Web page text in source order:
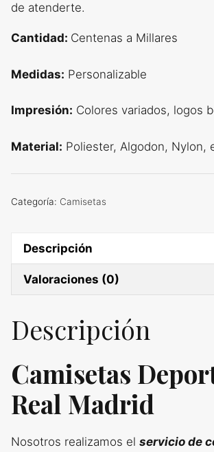
de atenderte.
Cantidad: Centenas a Millares
Medidas: Personalizable
Impresión: Colores variados, logos
Material: Poliester, Algodon, Nylon,
Categoría: Camisetas
Descripción
Valoraciones (0)
Descripción
Camisetas
Real Madrid
Nosotros realizamos el servicio de